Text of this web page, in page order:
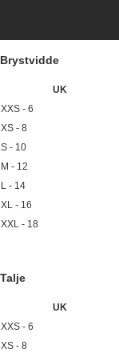
Brystvidde
UK
XXS - 6
XS - 8
S - 10
M - 12
L - 14
XL - 16
XXL - 18
Talje
UK
XXS - 6
XS - 8